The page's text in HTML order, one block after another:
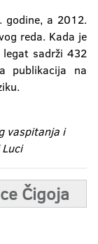
godine, a 2012.
reda. Kada je
sadrži 432
publikacija na
vaspitanja i
Čigoja